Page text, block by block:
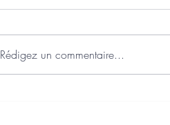
Rédigez un commentaire...